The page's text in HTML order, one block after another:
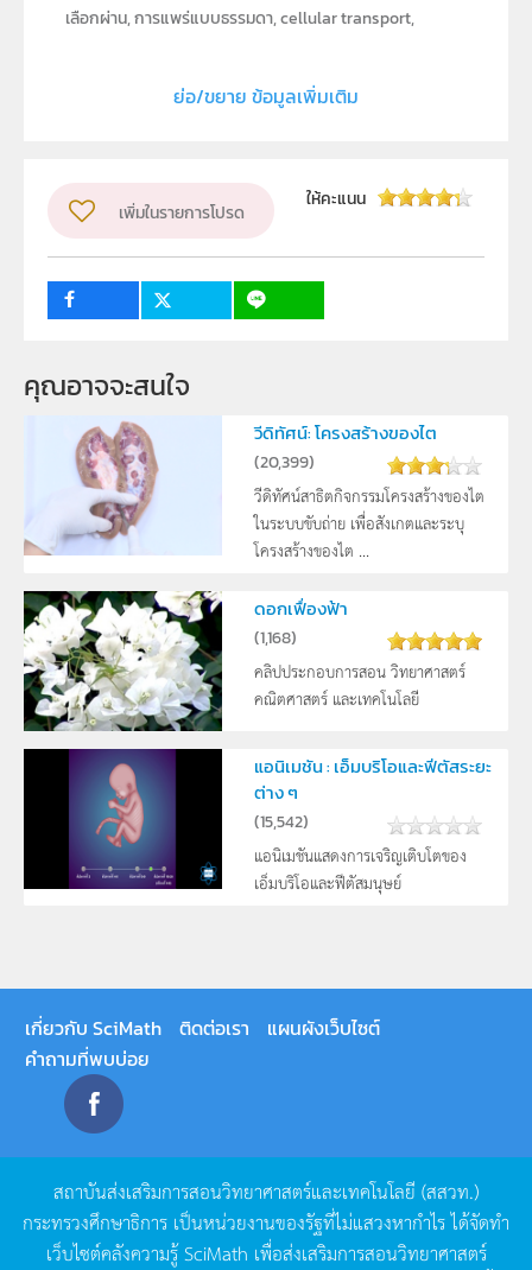
เลือกผ่าน, การแพร่แบบธรรมดา, cellular transport,
membrane, simple diffusion
วิชา
ชีววิทยา
ม.4
กลุ่มเป้าหมาย
ย่อ/ขยาย ข้อมูลเพิ่มเติม
เพิ่มในรายการโปรด
ให้คะแนน
คุณอาจจะสนใจ
วีดิทัศน์: โครงสร้างของไต
(20,399)
วีดิทัศน์สาธิตกิจกรรมโครงสร้างของไต
ในระบบขับถ่าย เพื่อสังเกตและระบุ
โครงสร้างของไต ...
ดอกเฟื่องฟ้า
(1,168)
คลิปประกอบการสอน วิทยาศาสตร์
คณิตศาสตร์ และเทคโนโลยี
แอนิเมชัน : เอ็มบริโอและฟีตัสระยะ
ต่าง ๆ
(15,542)
แอนิเมชันแสดงการเจริญเติบโตของ
เอ็มบริโอและฟีตัสมนุษย์
เกี่ยวกับ SciMath ติดต่อเรา
แผนผังเว็บไซต์
คำถามที่พบบ่อย
สถาบันส่งเสริมการสอนวิทยาศาสตร์และเทคโนโลยี (สสวท.)
กระทรวงศึกษาธิการ เป็นหน่วยงานของรัฐที่ไม่แสวงหากำไรได้จัดทำ
เว็บไซต์คลังความรู้SciMath เพื่อส่งเสริมการสอนวิทยาศาสตร์